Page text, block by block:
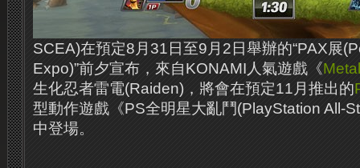
SCEA)在預定8月31日至9月2日舉辦的“PAX展
Expo)”前夕宣布，來自KONAMI人氣遊戲《
生化忍者雷電(Raiden)，將會在預定11月推出的
型動作遊戲《PS全明星大亂鬥(PlayStation All-
中登場。